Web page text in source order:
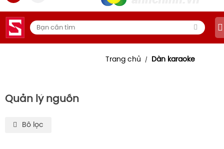
Trang chủ / Dàn karaoke
Quản lý nguồn
Bô lọc